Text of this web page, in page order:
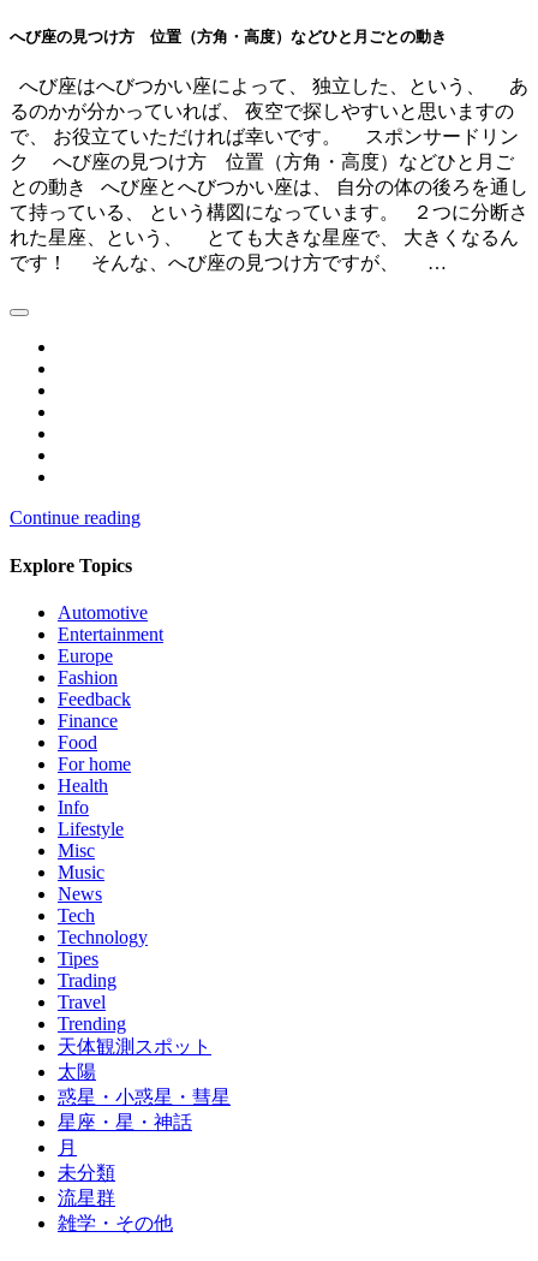
へび座の見つけ方 位置（方角・高度）などひと月ごとの動き
へび座はへびつかい座によって、 独立した、という、 あ
るのかが分かっていれば、 夜空で探しやすいと思いますの
で、 お役立ていただければ幸いです。 スポンサードリン
ク へび座の見つけ方 位置（方角・高度）などひと月ご
との動き へび座とへびつかい座は、 自分の体の後ろを通し
て持っている、 という構図になっています。 ２つに分断さ
れた星座、という、 とても大きな星座で、 大きくなるん
です！ そんな、へび座の見つけ方ですが、 …
Continue reading
Explore Topics
Automotive
Entertainment
Europe
Fashion
Feedback
Finance
Food
For home
Health
Info
Lifestyle
Misc
Music
News
Tech
Technology
Tipes
Trading
Travel
Trending
天体観測スポット
太陽
惑星・小惑星・彗星
星座・星・神話
月
未分類
流星群
雑学・その他